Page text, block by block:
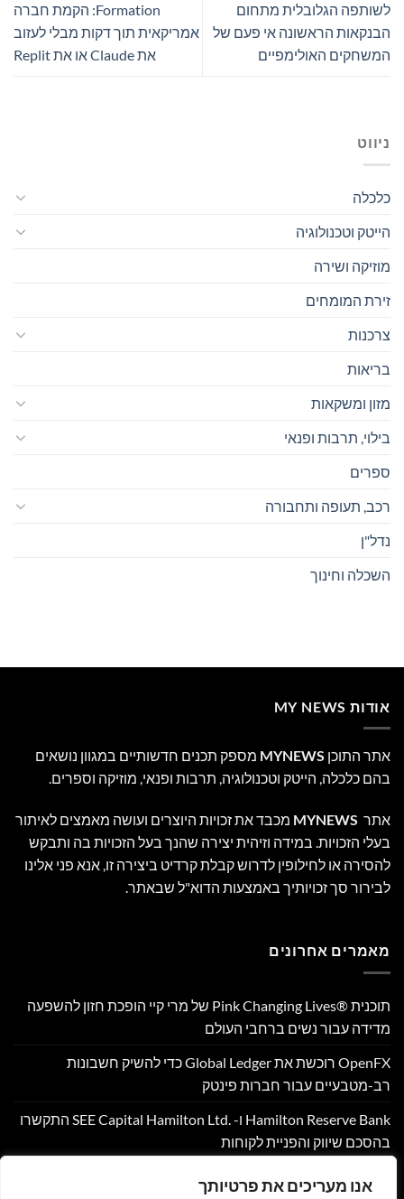
אנו מעריכים את פרטיותך
לשותפה הגלובלית מתחום
הבנקאות הראשונה אי פעם של
המשחקים האולימפיים
Formation: הקמת חברה
אמריקאית תוך דקות מבלי לעזוב
את Claude או את Replit
ניווט
כלכלה
הייטק וטכנולוגיה
מוזיקה ושירה
זירת המומחים
צרכנות
בריאות
מזון ומשקאות
בילוי, תרבות ופנאי
ספרים
רכב, תעופה ותחבורה
נדל"ן
השכלה וחינוך
אודות MY NEWS
אתר התוכן MYNEWS מספק תכנים חדשותיים במגוון נושאים
בהם כלכלה, הייטק וטכנולוגיה, תרבות ופנאי, מוזיקה וספרים.
אתר MYNEWS מכבד את זכויות היוצרים ועושה מאמצים לאיתור
בעלי הזכויות. במידה וזיהית יצירה שהנך בעל הזכויות בה ותבקש
להסירה או לחילופין לדרוש קבלת קרדיט ביצירה זו, אנא פני אלינו
לבירור סך זכויותיך באמצעות הדוא"ל שבאתר.
מאמרים אחרונים
תוכנית Pink Changing Lives®‎ של מרי קיי הופכת חזון להשפעה
מדידה עבור נשים ברחבי העולם
OpenFX רוכשת את Global Ledger כדי להשיק חשבונות
רב-מטבעיים עבור חברות פינטק
Hamilton Reserve Bank ו- SEE Capital Hamilton Ltd.‎ התקשרו
בהסכם שיווק והפניית לקוחות